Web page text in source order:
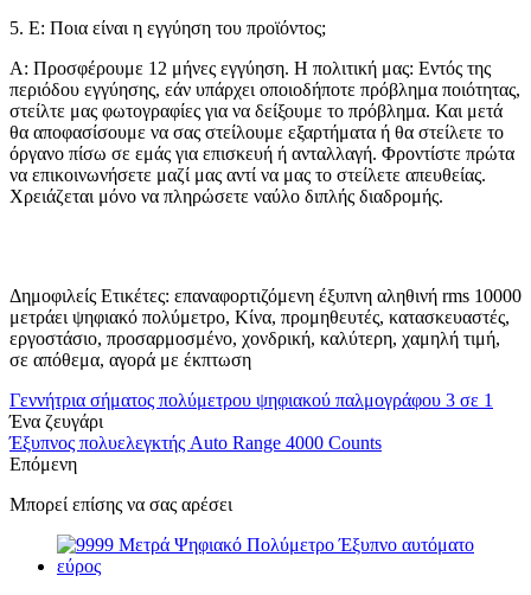
5. Ε: Ποια είναι η εγγύηση του προϊόντος;
Α: Προσφέρουμε 12 μήνες εγγύηση. Η πολιτική μας: Εντός της
περιόδου εγγύησης, εάν υπάρχει οποιοδήποτε πρόβλημα ποιότητας,
στείλτε μας φωτογραφίες για να δείξουμε το πρόβλημα. Και μετά
θα αποφασίσουμε να σας στείλουμε εξαρτήματα ή θα στείλετε το
όργανο πίσω σε εμάς για επισκευή ή ανταλλαγή. Φροντίστε πρώτα
να επικοινωνήσετε μαζί μας αντί να μας το στείλετε απευθείας.
Χρειάζεται μόνο να πληρώσετε ναύλο διπλής διαδρομής.
Δημοφιλείς Ετικέτες: επαναφορτιζόμενη έξυπνη αληθινή rms 10000
μετράει ψηφιακό πολύμετρο, Κίνα, προμηθευτές, κατασκευαστές,
εργοστάσιο, προσαρμοσμένο, χονδρική, καλύτερη, χαμηλή τιμή,
σε απόθεμα, αγορά με έκπτωση
Γεννήτρια σήματος πολύμετρου ψηφιακού παλμογράφου 3 σε 1
Ένα ζευγάρι
Έξυπνος πολυελεγκτής Auto Range 4000 Counts
Επόμενη
Μπορεί επίσης να σας αρέσει